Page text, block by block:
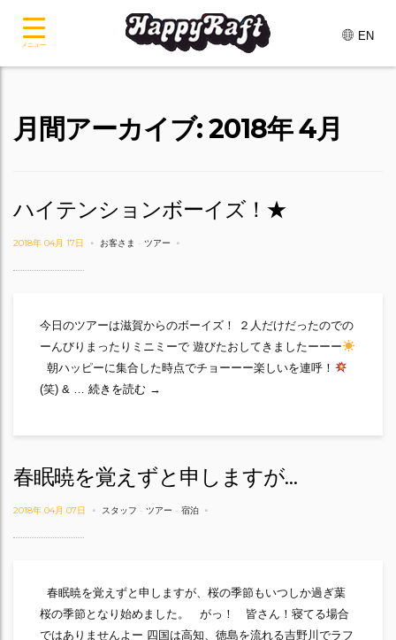
EN
月間アーカイブ: 2018年 4月
ハイテンションボーイズ！★
2018年 04月 17日 お客さま - ツアー
今日のツアーは滋賀からのボーイズ！ ２人だけだったのでの
ーんびりまったりミニミーで 遊びたおしてきましたーーー
朝ハッピーに集合した時点でチョーーー楽しいを連呼！
(笑) & … 続きを読む ハイテンションボーイズ！★
→
春眠暁を覚えずと申しますが…
2018年 04月 07日 スタッフ - ツアー - 宿泊
春眠暁を覚えずと申しますが、桜の季節もいつしか過ぎ葉
桜の季節となり始めました。 がっ！ 皆さん！寝てる場合
ではありませんよー 四国は高知、徳島を流れる吉野川でラフ
メニュー